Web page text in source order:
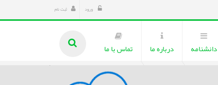
ورود ثبت نام
دانشنامه درباره ما تماس با ما